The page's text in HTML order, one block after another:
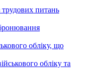
трудових питань
обліку, що
обліку та